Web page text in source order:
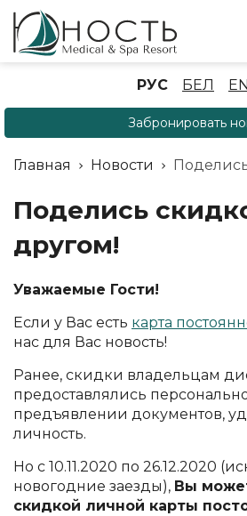
Бассейн
+375 (17)
Аренда
+375 (33)
Отдел
+375 (17)
РУС БЕЛ
Забронировать
Главная Новости
Поделись
другом!
Уважаемые Гости!
Если у Вас есть карта
нас для Вас новость!
Ранее, скидки владельцам
предоставлялись
предъявлении документов,
личность.
Но с 10.11.2020 по 26.12.2020
новогодние заезды), Вы
скидкой личной карты